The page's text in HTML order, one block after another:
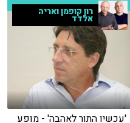
רון קופמן ואריה
אלדד
'עכשיו התור לאהבה' - מופע